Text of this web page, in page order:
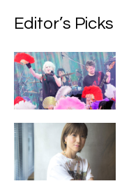
Editor’s Picks